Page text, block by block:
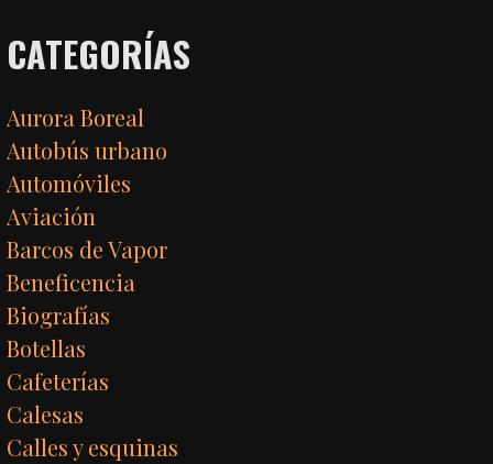
CATEGORÍAS
Aurora Boreal
Autobús urbano
Automóviles
Aviación
Barcos de Vapor
Beneficencia
Biografías
Botellas
Cafeterías
Calesas
Calles y esquinas